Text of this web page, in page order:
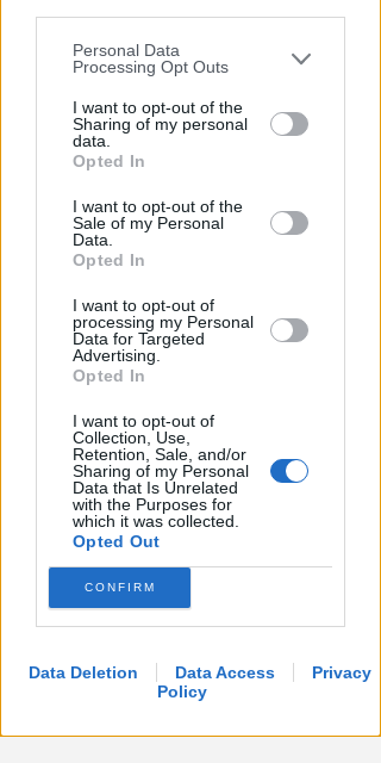
You may separately opt-out of the further
disclosure of your personal information
by third parties on the IAB’s list of
downstream participants.
by us to third parties on the IAB’s List of
Downstream Participants that may
further disclose it to other third parties.
Personal Data
Processing Opt Outs
I want to opt-out of the
Sharing of my personal
data.
Opted In
I want to opt-out of the
Sale of my Personal
Data.
Opted In
I want to opt-out of
processing my Personal
Data for Targeted
Advertising.
Opted In
I want to opt-out of
Collection, Use,
Retention, Sale, and/or
Sharing of my Personal
Data that Is Unrelated
with the Purposes for
which it was collected.
Opted Out
CONFIRM
Data Deletion Data Access
Privacy
Policy
TUTTE LE NOTIZIE UTILI
Visita del Papa: parcheggi,
viabilità, trasporto pubblico,
assistenza
Redazione
DALL'8 AL 15 AGOSTO
Ballo abusivo e feste a
pagamento senza licenza.